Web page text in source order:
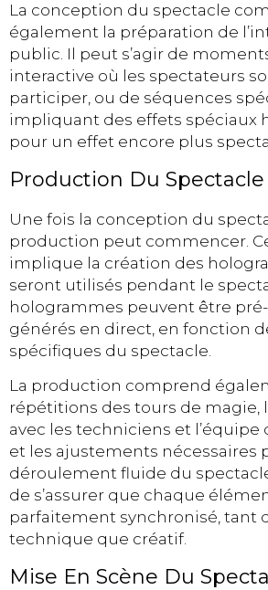
La conception du spectacle
également la préparation de
public. Il peut s’agir de
interactive où les spectateurs
participer, ou de séquences
impliquant des effets spéciaux
pour un effet encore plus
Production Du Spectacle
Une fois la conception du
production peut commencer.
implique la création des
seront utilisés pendant le
hologrammes peuvent être
générés en direct, en fonction
spécifiques du spectacle.
La production comprend
répétitions des tours de magie,
avec les techniciens et
et les ajustements nécessaires
déroulement fluide du
de s’assurer que chaque
parfaitement synchronisé, tant
technique que créatif.
Mise En Scène Du